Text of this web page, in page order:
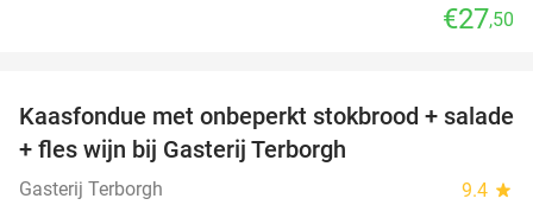
€27,50
44%
Kaasfondue met onbeperkt stokbrood + salade
+ fles wijn bij Gasterij Terborgh
Gasterij Terborgh 9.4 star